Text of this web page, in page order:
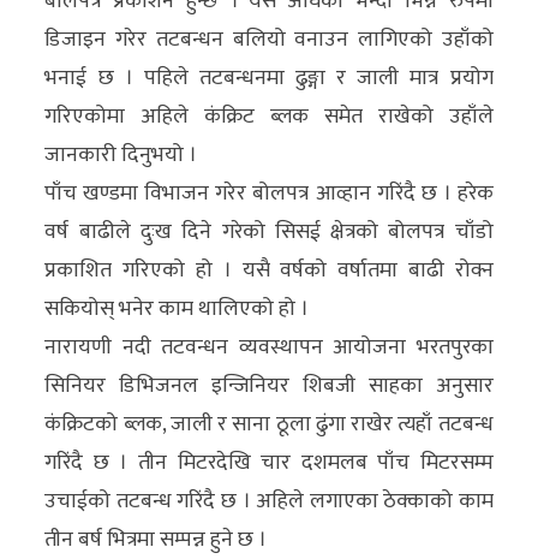
भिडियो
डिजाइन गरेर तटबन्धन बलियो वनाउन लागिएको उहाँको
भनाई छ । पहिले तटबन्धनमा ढुङ्गा र जाली मात्र प्रयोग
गरिएकोमा अहिले कंक्रिट ब्लक समेत राखेको उहाँले
जानकारी दिनुभयो ।
पाँच खण्डमा विभाजन गरेर बोलपत्र आव्हान गरिंदै छ । हरेक
वर्ष बाढीले दुःख दिने गरेको सिसई क्षेत्रको बोलपत्र चाँडो
प्रकाशित गरिएको हो । यसै वर्षको वर्षातमा बाढी रोक्न
सकियोस् भनेर काम थालिएको हो ।
नारायणी नदी तटवन्धन व्यवस्थापन आयोजना भरतपुरका
सिनियर डिभिजनल इन्जिनियर शिबजी साहका अनुसार
कंक्रिटको ब्लक, जाली र साना ठूला ढुंगा राखेर त्यहाँ तटबन्ध
गरिंदै छ । तीन मिटरदेखि चार दशमलब पाँच मिटरसम्म
उचाईको तटबन्ध गरिंदै छ । अहिले लगाएका ठेक्काको काम
तीन बर्ष भित्रमा सम्पन्न हुने छ ।